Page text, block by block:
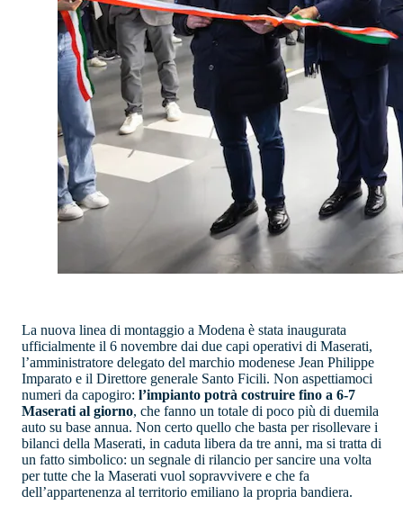
La nuova linea di montaggio a Modena è stata inaugurata
ufficialmente il 6 novembre dai due capi operativi di Maserati,
l’amministratore delegato del marchio modenese Jean Philippe
Imparato e il Direttore generale Santo Ficili. Non aspettiamoci
numeri da capogiro: l’impianto potrà costruire fino a 6-7
Maserati al giorno, che fanno un totale di poco più di duemila
auto su base annua. Non certo quello che basta per risollevare i
bilanci della Maserati, in caduta libera da tre anni, ma si tratta di
un fatto simbolico: un segnale di rilancio per sancire una volta
per tutte che la Maserati vuol sopravvivere e che fa
dell’appartenenza al territorio emiliano la propria bandiera.